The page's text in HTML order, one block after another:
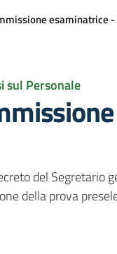
esaminatrice
sul Personale
del Segretario
della prova